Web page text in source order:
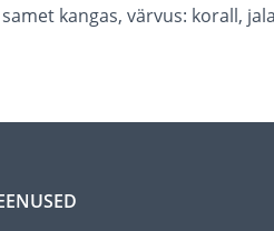
kangas, värvus: korall,